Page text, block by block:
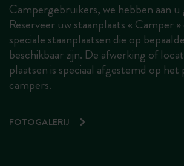
Campergebruikers, we hebben aan
Reserveer uw staanplaats « Camper
speciale staanplaatsen die op
beschikbaar zijn. De afwerking of
plaatsen is speciaal afgestemd op het
campers.
FOTOGALERIJ